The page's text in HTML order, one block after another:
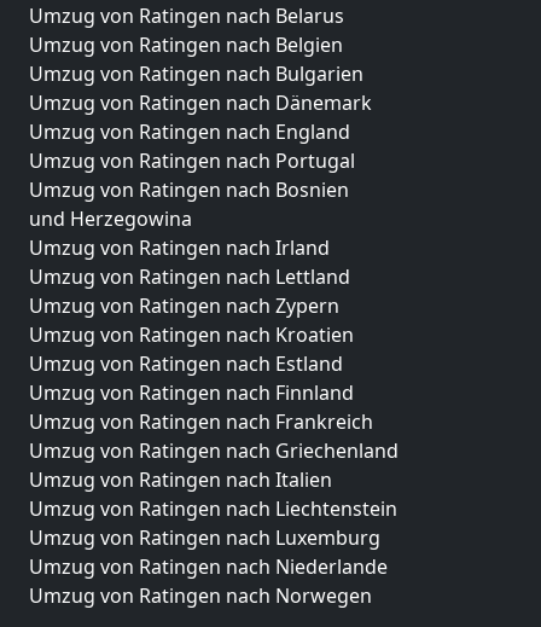
Umzug von Ratingen nach Belarus
Umzug von Ratingen nach Belgien
Umzug von Ratingen nach Bulgarien
Umzug von Ratingen nach Dänemark
Umzug von Ratingen nach England
Umzug von Ratingen nach Portugal
Umzug von Ratingen nach Bosnien
und Herzegowina
Umzug von Ratingen nach Irland
Umzug von Ratingen nach Lettland
Umzug von Ratingen nach Zypern
Umzug von Ratingen nach Kroatien
Umzug von Ratingen nach Estland
Umzug von Ratingen nach Finnland
Umzug von Ratingen nach Frankreich
Umzug von Ratingen nach Griechenland
Umzug von Ratingen nach Italien
Umzug von Ratingen nach Liechtenstein
Umzug von Ratingen nach Luxemburg
Umzug von Ratingen nach Niederlande
Umzug von Ratingen nach Norwegen